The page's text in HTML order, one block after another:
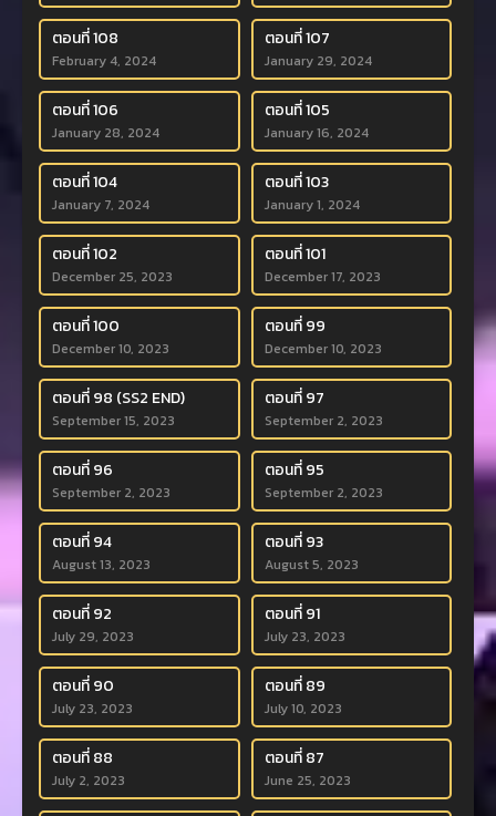
ตอนที่ 108
February 4, 2024
ตอนที่ 107
January 29, 2024
ตอนที่ 106
January 28, 2024
ตอนที่ 105
January 16, 2024
ตอนที่ 104
January 7, 2024
ตอนที่ 103
January 1, 2024
ตอนที่ 102
December 25, 2023
ตอนที่ 101
December 17, 2023
ตอนที่ 100
December 10, 2023
ตอนที่ 99
December 10, 2023
ตอนที่ 98 (SS2 END)
September 15, 2023
ตอนที่ 97
September 2, 2023
ตอนที่ 96
September 2, 2023
ตอนที่ 95
September 2, 2023
ตอนที่ 94
August 13, 2023
ตอนที่ 93
August 5, 2023
ตอนที่ 92
July 29, 2023
ตอนที่ 91
July 23, 2023
ตอนที่ 90
July 23, 2023
ตอนที่ 89
July 10, 2023
ตอนที่ 88
July 2, 2023
ตอนที่ 87
June 25, 2023